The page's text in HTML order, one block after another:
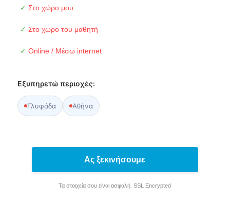
✓ Στο χώρο μου
✓ Στο χώρο του μαθητή
✓ Online / Μέσω internet
Εξυπηρετώ περιοχές:
Γλυφάδα Αθήνα
Ας ξεκινήσουμε
Τα στοιχεία σου είναι ασφαλή. SSL Encrypted